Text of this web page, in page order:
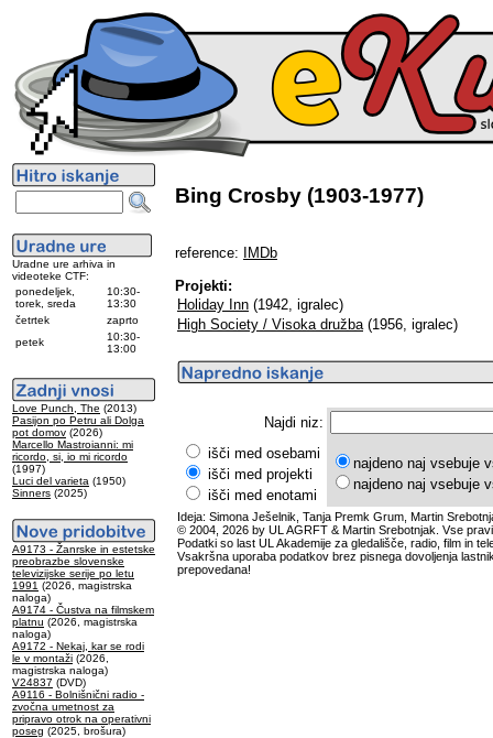
Uradne ure arhiva in
videoteke CTF:
ponedeljek,
torek, sreda
10:30-
13:30
četrtek
zaprto
petek
10:30-
13:00
Love Punch, The (2013)
Pasijon po Petru ali Dolga
pot domov (2026)
Marcello Mastroianni: mi
ricordo, si, io mi ricordo
(1997)
Luci del varieta (1950)
Sinners (2025)
A9173 - Žanrske in estetske
preobrazbe slovenske
televizijske serije po letu
1991 (2026, magistrska
naloga)
A9174 - Čustva na filmskem
platnu (2026, magistrska
naloga)
A9172 - Nekaj, kar se rodi
le v montaži (2026,
magistrska naloga)
V24837 (DVD)
A9116 - Bolnišnični radio -
zvočna umetnost za
pripravo otrok na operativni
poseg (2025, brošura)
Bing Crosby (1903-1977)
reference:
IMDb
Projekti:
Holiday Inn (1942, igralec)
High Society / Visoka družba(1956, igralec)
Najdi niz:
išči med osebami
išči med projekti
išči med enotami
najdeno naj vsebuje
najdeno naj vsebuje
Ideja: Simona Ješelnik, Tanja Premk Grum, Martin
© 2004, 2026 by UL AGRFT & Martin Srebotnjak. Vse
Podatki so last UL Akademije za gledališče, radio, film in
Vsakršna uporaba podatkov brez pisnega dovoljenja
prepovedana!